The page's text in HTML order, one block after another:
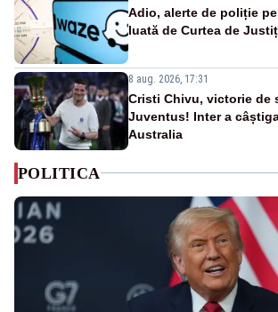
Adio, alerte de poliție pe
luată de Curtea de
8 aug. 2026, 17:31
Cristi Chivu, victorie de
Juventus! Inter a
Australia
POLITICA